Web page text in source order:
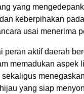
yang
keberpihakan
usai menerima
peran aktif daerah
memadukan aspek
yang siap